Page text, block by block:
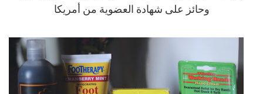
وحائز على شهادة العضوية من أمريكا